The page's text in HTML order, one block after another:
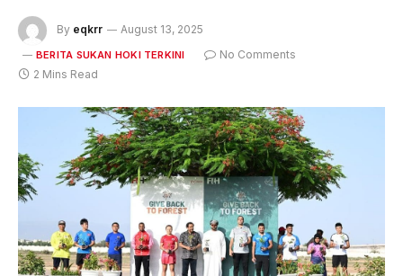
By eqkrr August 13, 2025
BERITA SUKAN HOKI TERKINI
No Comments
2 Mins Read